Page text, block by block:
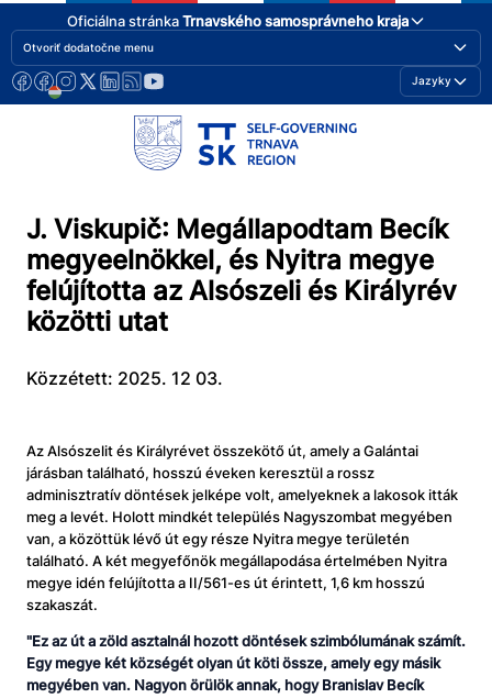
Oficiálna stránkaTrnavského samosprávneho kraja
Otvoriť dodatočne menu
Jazyky
J. Viskupič: Megállapodtam Becík
megyeelnökkel, és Nyitra megye
felújította az Alsószeli és Királyrév
közötti utat
Közzétett: 2025. 12 03.
Az Alsószelit és Királyrévet összekötő út, amely a Galántai
járásban található, hosszú éveken keresztül a rossz
adminisztratív döntések jelképe volt, amelyeknek a lakosok itták
meg a levét. Holott mindkét település Nagyszombat megyében
van, a közöttük lévő út egy része Nyitra megye területén
található. A két megyefőnök megállapodása értelmében Nyitra
megye idén felújította a II/561-es út érintett, 1,6 km hosszú
szakaszát.
"Ez az út a zöld asztalnál hozott döntések szimbólumának számít.
Egy megye két községét olyan út köti össze, amely egy másik
megyében van. Nagyon örülök annak, hogy Branislav Becík